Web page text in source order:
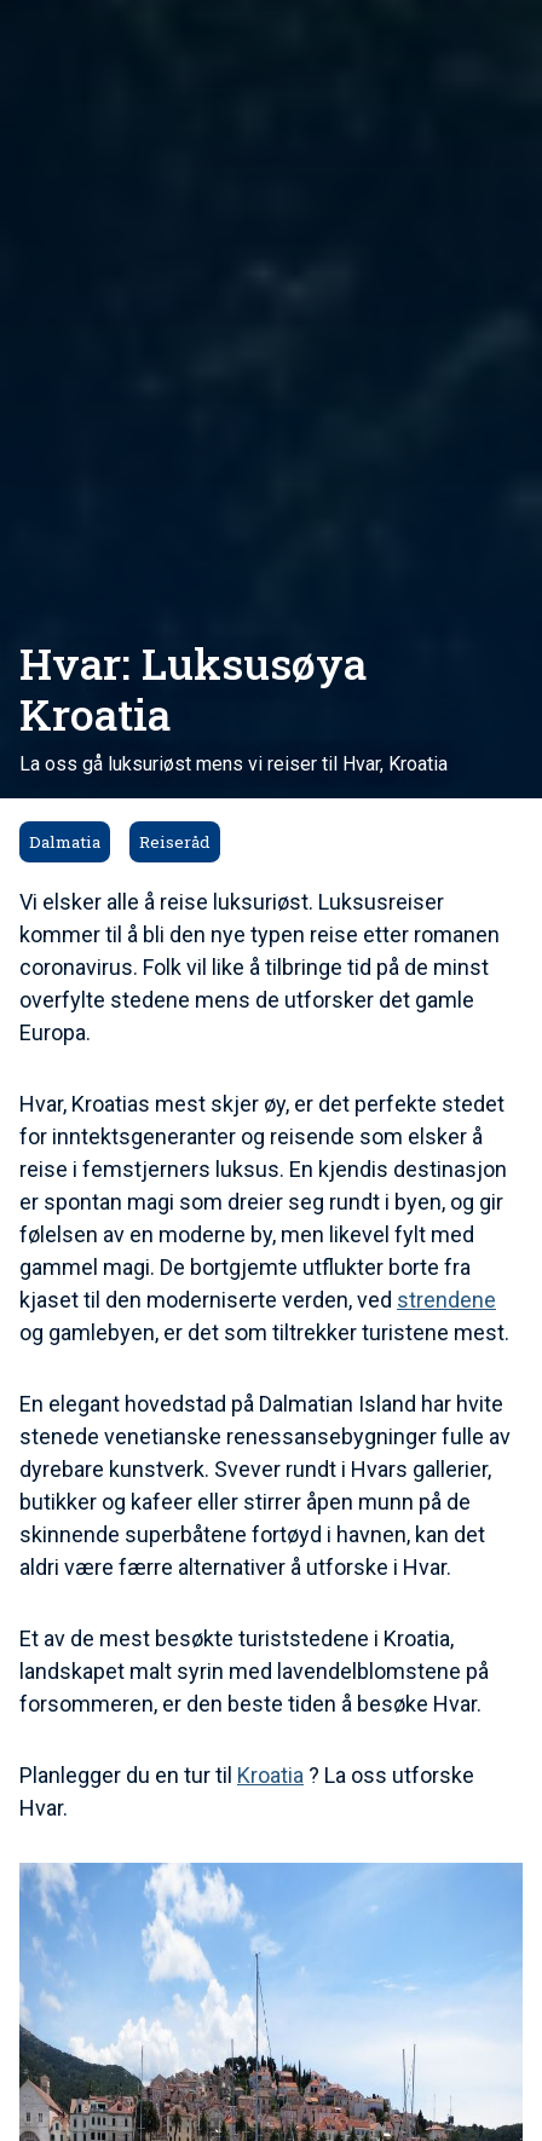
Hvar: Luksusøya
Kroatia
La oss gå luksuriøst mens vi reiser til Hvar, Kroatia
Dalmatia Reiseråd
Vi elsker alle å reise luksuriøst. Luksusreiser
kommer til å bli den nye typen reise etter romanen
coronavirus. Folk vil like å tilbringe tid på de minst
overfylte stedene mens de utforsker det gamle
Europa.
Hvar, Kroatias mest skjer øy, er det perfekte stedet
for inntektsgeneranter og reisende som elsker å
reise i femstjerners luksus. En kjendis destinasjon
er spontan magi som dreier seg rundt i byen, og gir
følelsen av en moderne by, men likevel fylt med
gammel magi. De bortgjemte utflukter borte fra
kjaset til den moderniserte verden, ved strendene
og gamlebyen, er det som tiltrekker turistene mest.
En elegant hovedstad på Dalmatian Island har hvite
stenede venetianske renessansebygninger fulle av
dyrebare kunstverk. Svever rundt i Hvars gallerier,
butikker og kafeer eller stirrer åpen munn på de
skinnende superbåtene fortøyd i havnen, kan det
aldri være færre alternativer å utforske i Hvar.
Et av de mest besøkte turiststedene i Kroatia,
landskapet malt syrin med lavendelblomstene på
forsommeren, er den beste tiden å besøke Hvar.
Planlegger du en tur til Kroatia ? La oss utforske
Hvar.